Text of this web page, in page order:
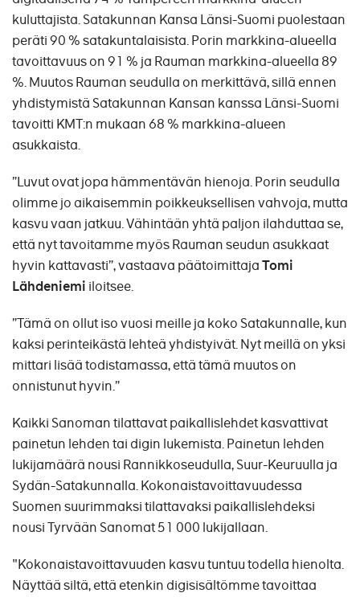
kuluttajista. Satakunnan Kansa Länsi-Suomi puolestaan
peräti 90 % satakuntalaisista. Porin markkina-alueella
tavoittavuus on 91 % ja Rauman markkina-alueella 89
%. Muutos Rauman seudulla on merkittävä, sillä ennen
yhdistymistä Satakunnan Kansan kanssa Länsi-Suomi
tavoitti KMT:n mukaan 68 % markkina-alueen
asukkaista.
”Luvut ovat jopa hämmentävän hienoja. Porin seudulla
olimme jo aikaisemmin poikkeuksellisen vahvoja, mutta
kasvu vaan jatkuu. Vähintään yhtä paljon ilahduttaa se,
että nyt tavoitamme myös Rauman seudun asukkaat
hyvin kattavasti”, vastaava päätoimittajaTomi
Lähdeniemi iloitsee.
”Tämä on ollut iso vuosi meille ja koko Satakunnalle, kun
kaksi perinteikästä lehteä yhdistyivät. Nyt meillä on yksi
mittari lisää todistamassa, että tämä muutos on
onnistunut hyvin.”
Kaikki Sanoman tilattavat paikallislehdet kasvattivat
painetun lehden tai digin lukemista. Painetun lehden
lukijamäärä nousi Rannikkoseudulla, Suur-Keuruulla ja
Sydän-Satakunnalla. Kokonaistavoittavuudessa
Suomen suurimmaksi tilattavaksi paikallislehdeksi
nousi Tyrvään Sanomat 51 000 lukijallaan.
"Kokonaistavoittavuuden kasvu tuntuu todella hienolta.
Näyttää siltä, että etenkin digisisältömme tavoittaa